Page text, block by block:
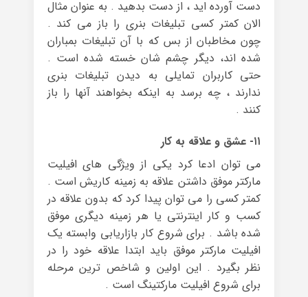
دست آورده اید ، از دست بدهید . به عنوان مثال
الان کمتر کسی تبلیغات بنری را باز می کند .
چون مخاطبان از بس که با آن تبلیغات بمباران
شده اند، دیگر چشم شان خسته شده است .
حتی کاربران تمایلی به دیدن تبلیغات بنری
ندارند ، چه برسد به اینکه بخواهند آنها را باز
کنند .
۱۱- عشق و علاقه به کار
می توان ادعا کرد یکی از ویژگی های افیلیت
مارکتر موفق داشتن علاقه به زمینه کاریش است .
کمتر کسی را می توان پیدا کرد که بدون علاقه در
کسب و کار اینترنتی یا هر زمینه دیگری موفق
شده باشد . برای شروع کار بازاریابی وابسته یک
افیلیت مارکتر موفق باید ابتدا علاقه خود را در
نظر بگیرد . این اولین و شاخص ترین مرحله
برای شروع افیلیت مارکتینگ است .